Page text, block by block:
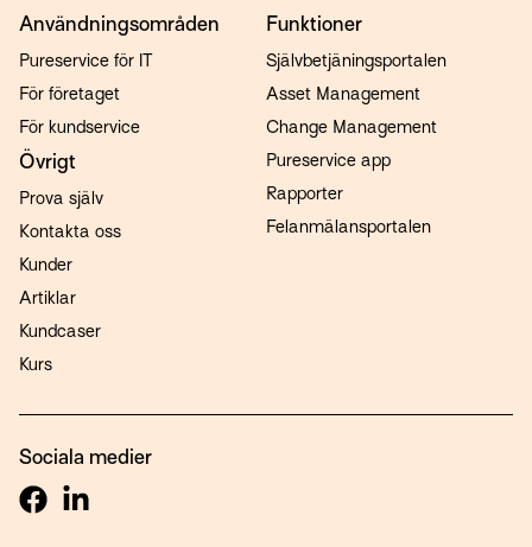
Användningsområden
Pureservice för IT
För företaget
För kundservice
Funktioner
Självbetjäningsportalen
Asset Management
Change Management
Pureservice app
Rapporter
Felanmälansportalen
Övrigt
Prova själv
Kontakta oss
Kunder
Artiklar
Kundcaser
Kurs
Sociala medier